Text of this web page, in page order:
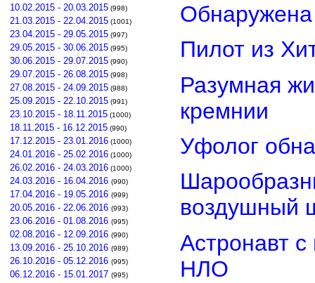
10.02.2015 - 20.03.2015 (998)
21.03.2015 - 22.04.2015 (1001)
23.04.2015 - 29.05.2015 (997)
29.05.2015 - 30.06.2015 (995)
30.06.2015 - 29.07.2015 (990)
29.07.2015 - 26.08.2015 (998)
27.08.2015 - 24.09.2015 (988)
25.09.2015 - 22.10.2015 (991)
23.10.2015 - 18.11.2015 (1000)
18.11.2015 - 16.12.2015 (990)
17.12.2015 - 23.01.2016 (1000)
24.01.2016 - 25.02.2016 (1000)
26.02.2016 - 24.03.2016 (1000)
24.03.2016 - 16.04.2016 (990)
17.04.2016 - 19.05.2016 (999)
20.05.2016 - 22.06.2016 (993)
23.06.2016 - 01.08.2016 (995)
02.08.2016 - 12.09.2016 (990)
13.09.2016 - 25.10.2016 (989)
26.10.2016 - 05.12.2016 (995)
06.12.2016 - 15.01.2017 (995)
Обнаружена
Пилот из
Разумная
кремнии
Уфолог
воздушный
Астронавт
НЛО